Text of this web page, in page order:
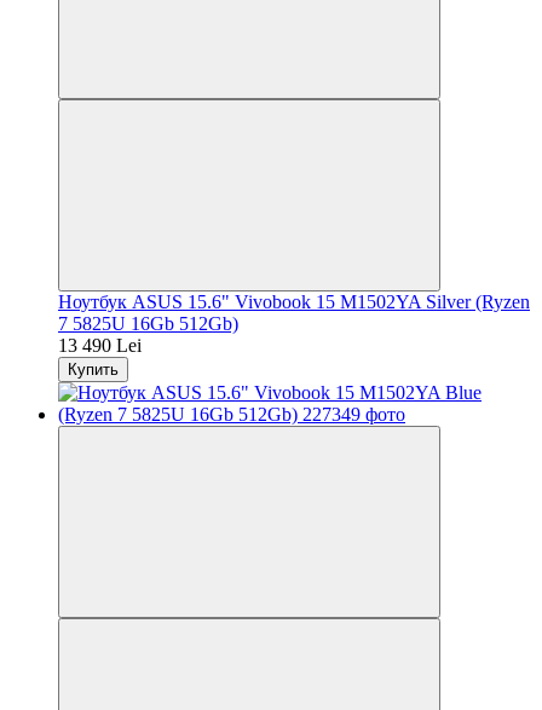
Ноутбук ASUS 15.6" Vivobook 15 M1502YA Silver (Ryzen
7 5825U 16Gb 512Gb)
13 490 Lei
Купить